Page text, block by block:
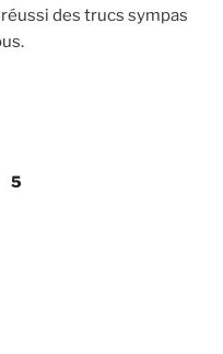
des trucs sympas
5